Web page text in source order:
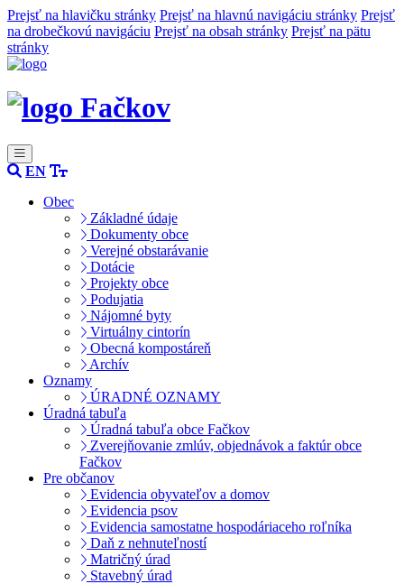
Prejsť na hlavičku stránky Prejsť na hlavnú navigáciu stránky Prejsť
na drobečkovú navigáciu Prejsť na obsah stránky Prejsť na pätu
stránky
Fačkov
EN
Obec
Základné údaje
Dokumenty obce
Verejné obstarávanie
Dotácie
Projekty obce
Podujatia
Nájomné byty
Virtuálny cintorín
Obecná kompostáreň
Archív
Oznamy
ÚRADNÉ OZNAMY
Úradná tabuľa
Úradná tabuľa obce Fačkov
Zverejňovanie zmlúv, objednávok a faktúr obce
Fačkov
Pre občanov
Evidencia obyvateľov a domov
Evidencia psov
Evidencia samostatne hospodáriaceho roľníka
Daň z nehnuteľností
Matričný úrad
Stavebný úrad